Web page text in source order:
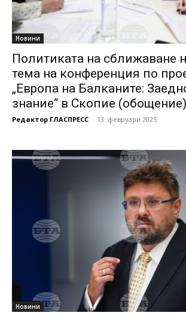
Новини
Политиката на сближаване
тема на конференция по
„Европа на Балканите:
знание“ в Скопие (обощение)
Редактор ГЛАСПРЕСС - 13. февруари 2025
Новини